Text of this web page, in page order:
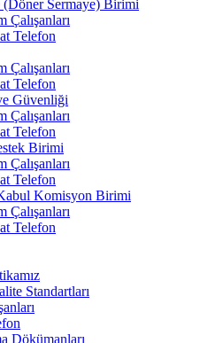
(Döner Sermaye) Birimi
Çalışanları
Telefon
Çalışanları
Telefon
Güvenliği
Çalışanları
Telefon
Birimi
Çalışanları
Telefon
Komisyon Birimi
Çalışanları
Telefon
Standartları
Dökümanları